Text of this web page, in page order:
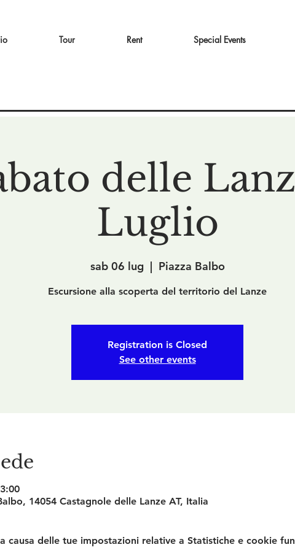
Tour Rent Special Events
delle
Luglio
sab 06 lug
  |
Piazza Balbo
Escursione alla scoperta del territorio del Lanze
Registration is Closed
See other events
14054 Castagnole delle Lanze AT, Italia
causa delle tue impostazioni relative a Statistiche e cookie